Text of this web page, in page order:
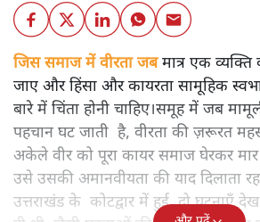
जिस समाज में वीरता जबमात्र एक
जाए और हिंसा और कायरता सामूहिक
बारे में चिंता होनी चाहिए।समूह में जब
पहचान घट जाती है, वीरता की ज़रूरत
अकेले वीर को पूरा कायर समाज घेरकर
उसे उसकी अमानवीयता की याद दिलाता
उत्तराखंड के कोटद्वार में हुई दो घटनाएँ